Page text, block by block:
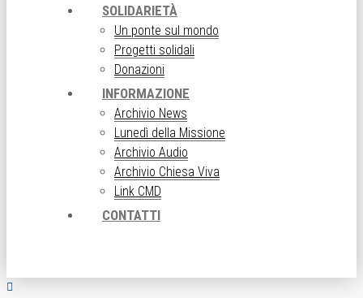
SOLIDARIETÀ
Un ponte sul mondo
Progetti solidali
Donazioni
INFORMAZIONE
Archivio News
Lunedì della Missione
Archivio Audio
Archivio Chiesa Viva
Link CMD
CONTATTI